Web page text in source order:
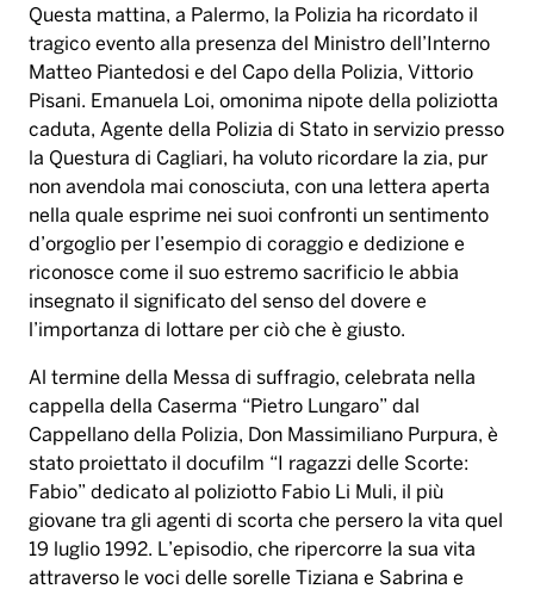
Questa mattina, a Palermo, la Polizia ha ricordato il
tragico evento alla presenza del Ministro dell’Interno
Matteo Piantedosi e del Capo della Polizia, Vittorio
Pisani. Emanuela Loi, omonima nipote della poliziotta
caduta, Agente della Polizia di Stato in servizio presso
la Questura di Cagliari, ha voluto ricordare la zia, pur
non avendola mai conosciuta, con una lettera aperta
nella quale esprime nei suoi confronti un sentimento
d’orgoglio per l’esempio di coraggio e dedizione e
riconosce come il suo estremo sacrificio le abbia
insegnato il significato del senso del dovere e
l’importanza di lottare per ciò che è giusto.
Al termine della Messa di suffragio, celebrata nella
cappella della Caserma “Pietro Lungaro” dal
Cappellano della Polizia, Don Massimiliano Purpura, è
stato proiettato il docufilm “I ragazzi delle Scorte:
Fabio” dedicato al poliziotto Fabio Li Muli, il più
giovane tra gli agenti di scorta che persero la vita quel
19 luglio 1992. L’episodio, che ripercorre la sua vita
attraverso le voci delle sorelle Tiziana e Sabrina e